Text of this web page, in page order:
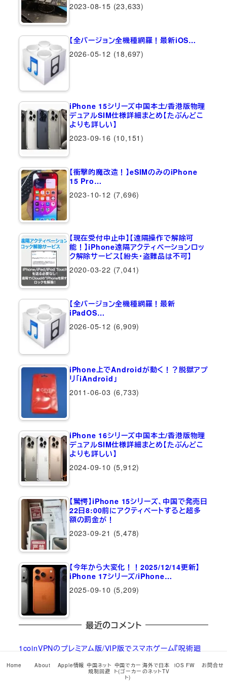
2023-08-15 (23,633)
【全バージョン全機種網羅！最新iOS…
2026-05-12 (18,697)
iPhone 15シリーズ中国本土/香港版物理
デュアルSIM仕様詳細まとめ【たぶんどこ
よりも詳しい】
2023-09-16 (10,151)
【衝撃的魔改造！】eSIMのみのiPhone
15 Pro…
2023-10-12 (7,696)
【現在受付中止中】【遠隔操作で解除可
能！】iPhone遠隔アクティベーションロッ
ク解除サービス【紛失・盗難品は不可】
2020-03-22 (7,041)
【全バージョン全機種網羅！最新
iPadOS…
2026-05-12 (6,909)
iPhone上でAndroidが動く！？脱獄アプ
リ「iAndroid」
2011-06-03 (6,733)
iPhone 16シリーズ中国本土/香港版物理
デュアルSIM仕様詳細まとめ【たぶんどこ
よりも詳しい】
2024-09-10 (5,912)
【驚愕】iPhone 15シリーズ、中国で発売日
22日8:00前にアクティベートすると超多
額の罰金が！
2023-09-21 (5,478)
【今年から大変化！！2025/12/14更新】
iPhone 17シリーズ/iPhone…
2025-09-10 (5,209)
最近のコメント
1coinVPNのプレミアム版/VIP版でスマホゲーム『呪術廻
戦 ファントムパレード』がご利用可能に！
xiaolong
Home About Apple情報 中国ネット
規制回避
中国でカー
ト(ゴーカー
ト)
海外で日本
のネットTV
iOS FW お問合せ